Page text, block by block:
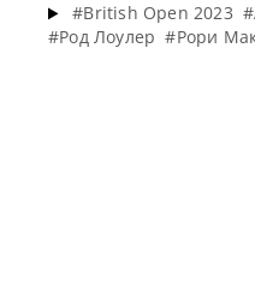
#British Open 2023
#Род Лоулер #Рори